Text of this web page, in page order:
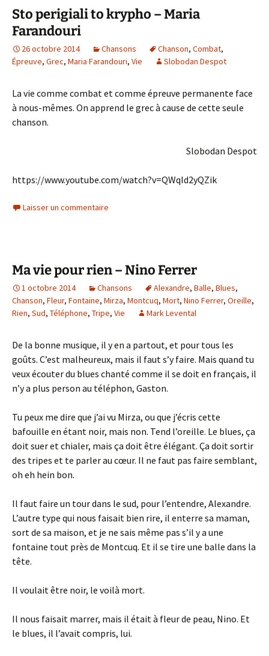
Sto perigiali to krypho – Maria
Farandouri
26 octobre 2014 Chansons Chanson, Combat,
Épreuve, Grec, Maria Farandouri, Vie Slobodan Despot
La vie comme combat et comme épreuve permanente face
à nous-mêmes. On apprend le grec à cause de cette seule
chanson.
Slobodan Despot
https://www.youtube.com/watch?v=QWqId2yQZik
Laisser un commentaire
Ma vie pour rien – Nino Ferrer
1 octobre 2014 Chansons Alexandre, Balle, Blues,
Chanson, Fleur, Fontaine, Mirza, Montcuq, Mort, Nino Ferrer, Oreille,
Rien, Sud, Téléphone, Tripe, Vie Mark Levental
De la bonne musique, il y en a partout, et pour tous les
goûts. C’est malheureux, mais il faut s’y faire. Mais quand tu
veux écouter du blues chanté comme il se doit en français, il
n’y a plus person au téléphon, Gaston.
Tu peux me dire que j’ai vu Mirza, ou que j’écris cette
bafouille en étant noir, mais non. Tend l’oreille. Le blues, ça
doit suer et chialer, mais ça doit être élégant. Ça doit sortir
des tripes et te parler au cœur. Il ne faut pas faire semblant,
oh eh hein bon.
Il faut faire un tour dans le sud, pour l’entendre, Alexandre.
L’autre type qui nous faisait bien rire, il enterre sa maman,
sort de sa maison, et je ne sais même pas s’il y a une
fontaine tout près de Montcuq. Et il se tire une balle dans la
tête.
Il voulait être noir, le voilà mort.
Il nous faisait marrer, mais il était à fleur de peau, Nino. Et
le blues, il l’avait compris, lui.